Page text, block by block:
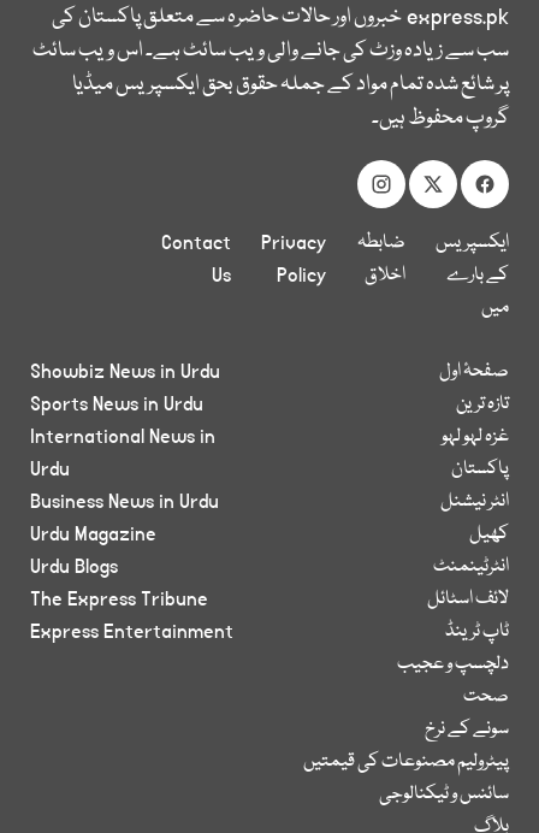
express.pkخبروں اور حالات حاضرہ سے متعلق پاکستان کی
سب سے زیادہ وزٹ کی جانے والی ویب سائٹ ہے۔ اس ویب سائٹ
پر شائع شدہ تمام مواد کے جملہ حقوق بحق ایکسپریس میڈیا
گروپ محفوظ ہیں۔
ایکسپریس
کے بارے
میں
ضابطہ
اخلاق
Privacy
Policy
Contact
Us
صفحۂ اول
تازہ ترین
غزہ لہو لہو
پاکستان
انٹر نیشنل
کھیل
انٹرٹینمنٹ
لائف اسٹائل
ٹاپ ٹرینڈ
دلچسپ و عجیب
صحت
سونے کے نرخ
پیٹرولیم مصنوعات کی قیمتیں
سائنس و ٹیکنالوجی
بلاگ
Showbiz News in Urdu
Sports News in Urdu
International News in
Urdu
Business News in Urdu
Urdu Magazine
Urdu Blogs
The Express Tribune
Express Entertainment